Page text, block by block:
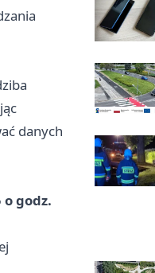
danych
o godz.